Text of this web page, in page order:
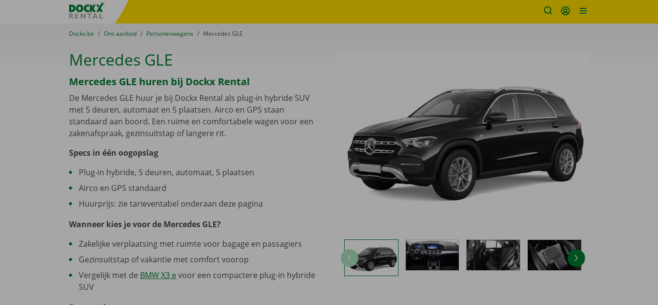
Taalselectie overslaanFratello DEMO
U bevindt zich hier:
van
Dockx.be naar
Ons aanbod naar
Personenwagens naar
Mercedes GLE
Mercedes GLE
Mercedes GLE huren bij Dockx Rental
De Mercedes GLE huur je bij Dockx Rental als plug-in hybride SUV
met 5 deuren, automaat en 5 plaatsen. Airco en GPS staan
standaard aan boord. Een ruime en comfortabele wagen voor een
zakenafspraak, gezinsuitstap of langere rit.
Specs in één oogopslag
Plug-in hybride, 5 deuren, automaat, 5 plaatsen
Airco en GPS standaard
Huurprijs: zie tarieventabel onderaan deze pagina
Wanneer kies je voor de Mercedes GLE?
Zakelijke verplaatsing met ruimte voor bagage en passagiers
Gezinsuitstap of vakantie met comfort voorop
Vergelijk met de BMW X3 e voor een compactere plug-in hybride
SUV